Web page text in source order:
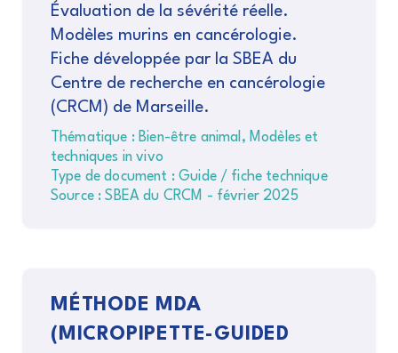
Évaluation de la sévérité réelle.
Modèles murins en cancérologie.
Fiche développée par la SBEA du
Centre de recherche en cancérologie
(CRCM) de Marseille.
Thématique : Bien-être animal, Modèles et
techniques in vivo
Type de document : Guide / fiche technique
Source : SBEA du CRCM - février 2025
MÉTHODE MDA
(MICROPIPETTE-GUIDED